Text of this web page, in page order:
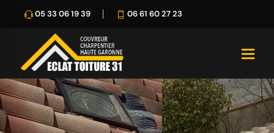
05 33 06 19 39 06 61 60 27 23